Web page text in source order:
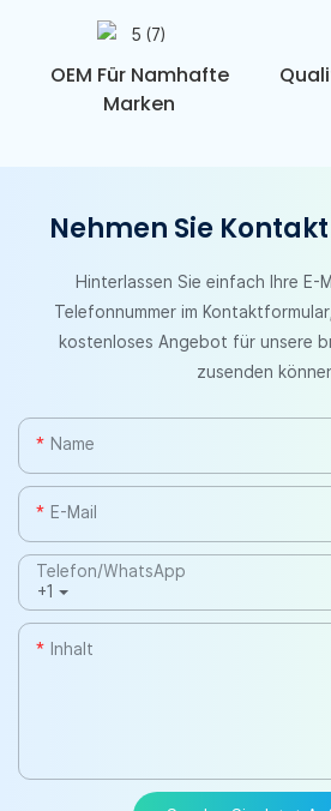
OEM Für Namhafte
Marken
Nehmen Sie
Hinterlassen Sie einfach Ihre E-
Telefonnummer im
kostenloses Angebot für unsere
zusenden
Name
E-Mail
+1
Telefon/WhatsApp
Inhalt